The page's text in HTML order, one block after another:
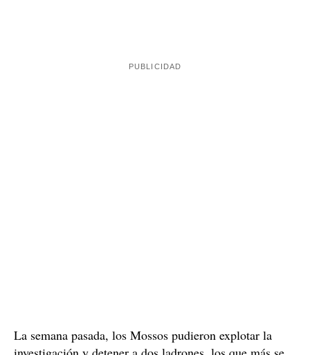
La semana pasada, los Mossos pudieron explotar la